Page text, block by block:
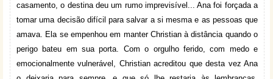
casamento, o destina deu um rumo imprevisível... Ana foi forçada a
tomar uma decisão difícil para salvar a si mesma e as pessoas que
amava. Ela se empenhou em manter Christian à distância quando o
perigo bateu em sua porta. Com o orgulho ferido, com medo e
emocionalmente vulnerável, Christian acreditou que desta vez Ana